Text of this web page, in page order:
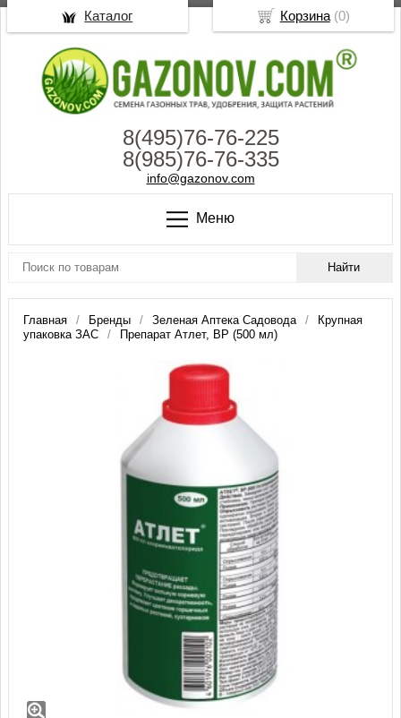
8(495)76-76-225
8(985)76-76-335
info@gazonov.com
Меню
Главная Бренды Зеленая Аптека Садовода
Крупная
упаковка ЗАС
Препарат Атлет, ВР (500 мл)
Корзина(0)
Каталог